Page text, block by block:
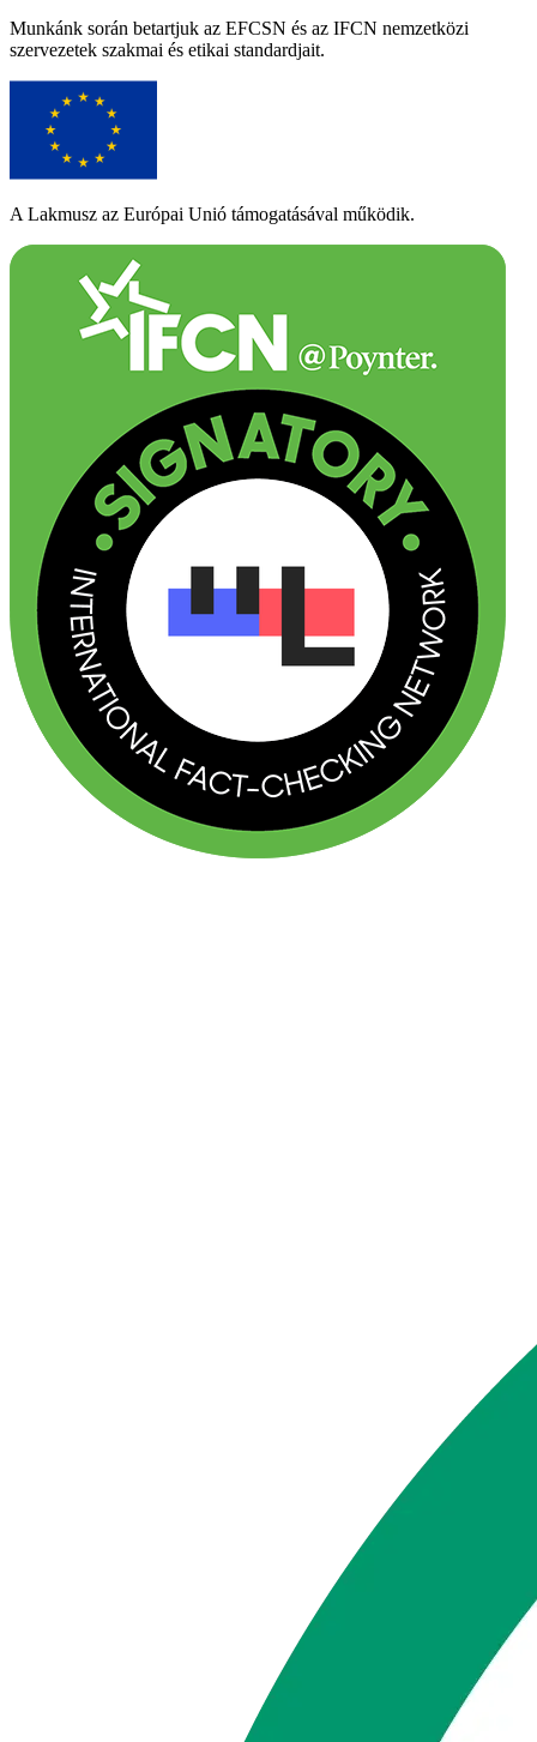
Munkánk során betartjuk az EFCSN és az IFCN nemzetközi
szervezetek szakmai és etikai standardjait.
A Lakmusz az Európai Unió támogatásával működik.